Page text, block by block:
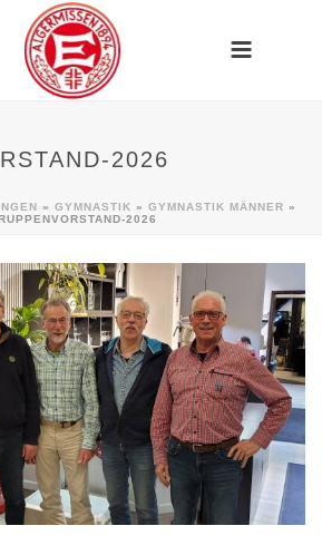
2026
» GYMNASTIK » GYMNASTIK MÄNNER »
2026